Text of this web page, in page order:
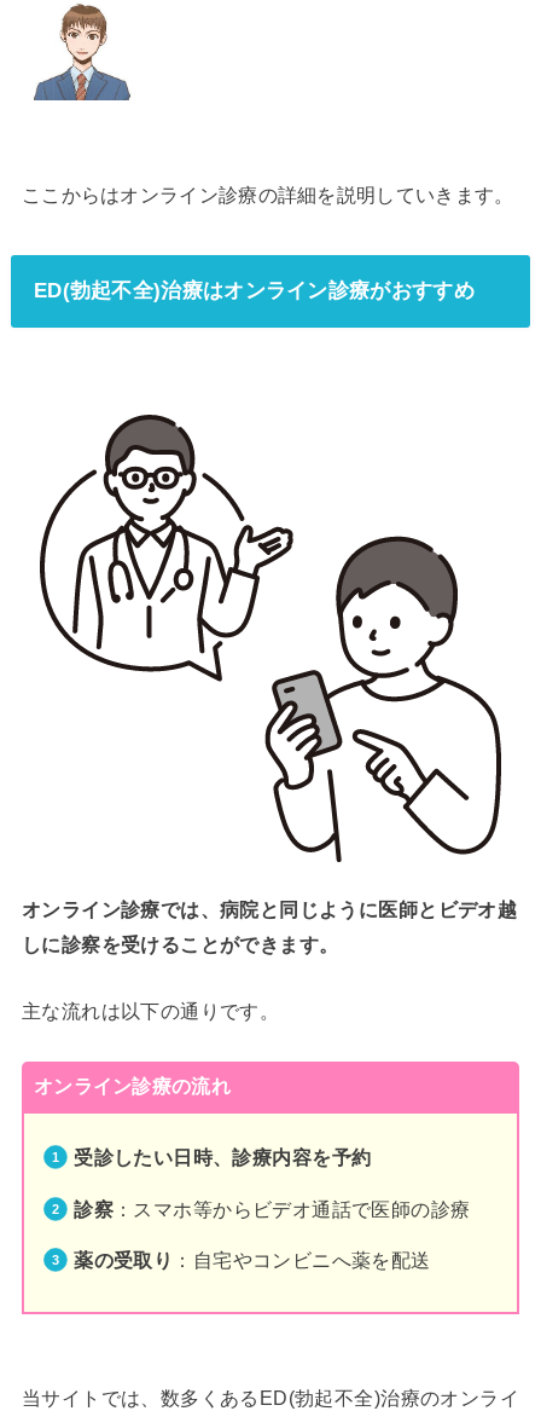
ここからはオンライン診療の詳細を説明していきます。
ED(勃起不全)治療はオンライン診療がおすすめ
オンライン診療では、病院と同じように医師とビデオ越
しに診察を受けることができます。
主な流れは以下の通りです。
オンライン診療の流れ
受診したい日時、診療内容を予約
診察 ：スマホ等からビデオ通話で医師の診療
薬の受取り ：自宅やコンビニへ薬を配送
当サイトでは、数多くあるED(勃起不全)治療のオンライ